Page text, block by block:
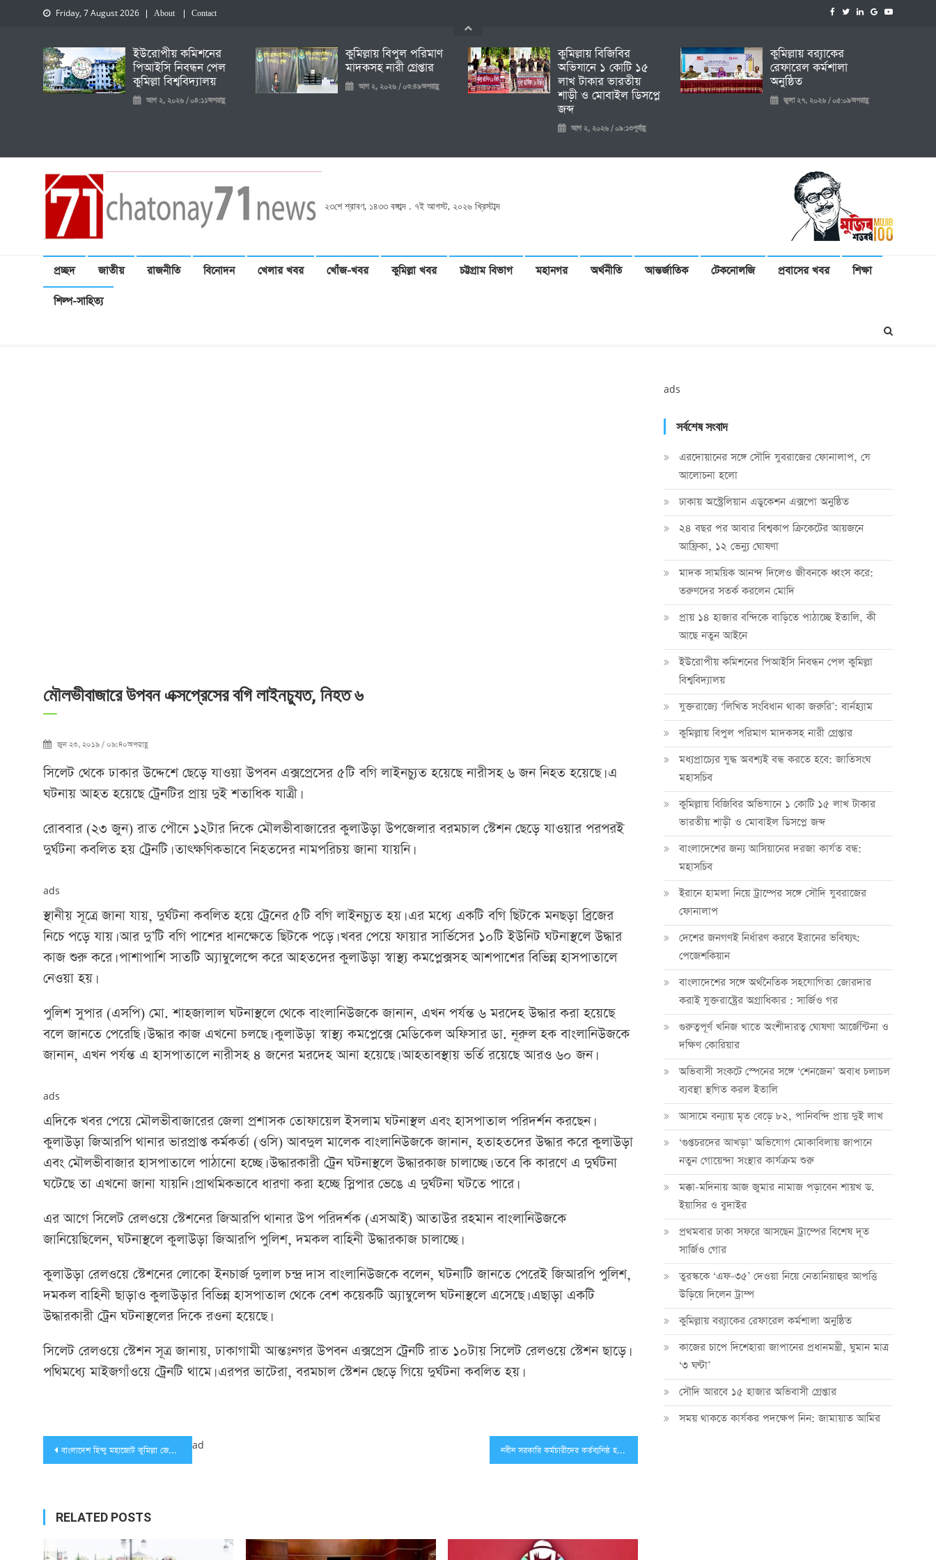
Friday, 7 August 2026 About Contact
ইউরোপীয় কমিশনের
পিআইসি নিবন্ধন পেল
কুমিল্লা বিশ্ববিদ্যালয়
আগ ২, ২০২৬ / ০৪:১১অপরাহ্ণ
কুমিল্লায় বিপুল পরিমাণ
মাদকসহ নারী গ্রেপ্তার
আগ ২, ২০২৬ / ০৩:৪৯অপরাহ্ণ
কুমিল্লায় বিজিবির
অভিযানে ১ কোটি ১৫
লাখ টাকার ভারতীয়
শাড়ী ও মোবাইল ডিসপ্লে
জব্দ
আগ ২, ২০২৬ / ০৯:১৩পূর্বাহ্ণ
কুমিল্লায় ব্র‍্যাকের
রেফারেল কর্মশালা
অনুষ্ঠিত
জুলা ২৭, ২০২৬ / ০৫:০৯অপরাহ্ণ
২৩শে শ্রাবণ, ১৪৩৩ বঙ্গাব্দ . ৭ই আগস্ট, ২০২৬ খ্রিস্টাব্দ
প্রচ্ছদ জাতীয় রাজনীতি বিনোদন খেলার খবর খোঁজ-খবর কুমিল্লা খবর চট্টগ্রাম বিভাগ মহানগর অর্থনীতি আন্তর্জাতিক টেকনোলজি প্রবাসের খবর শিক্ষা
শিল্প-সাহিত্য
মৌলভীবাজারে উপবন এক্সপ্রেসের বগি লাইনচ্যুত, নিহত ৬
জুন ২৩, ২০১৯ / ০৯:৪০অপরাহ্ণ
সিলেট থেকে ঢাকার উদ্দেশে ছেড়ে যাওয়া উপবন এক্সপ্রেসের ৫টি বগি লাইনচ্যুত হয়েছে নারীসহ ৬ জন নিহত হয়েছে। এ
ঘটনায় আহত হয়েছে ট্রেনটির প্রায় দুই শতাধিক যাত্রী।
রোববার (২৩ জুন) রাত পৌনে ১২টার দিকে মৌলভীবাজারের কুলাউড়া উপজেলার বরমচাল স্টেশন ছেড়ে যাওয়ার পরপরই
দুর্ঘটনা কবলিত হয় ট্রেনটি। তাৎক্ষণিকভাবে নিহতদের নামপরিচয় জানা যায়নি।
ads
স্থানীয় সূত্রে জানা যায়, দুর্ঘটনা কবলিত হয়ে ট্রেনের ৫টি বগি লাইনচ্যুত হয়। এর মধ্যে একটি বগি ছিটকে মনছড়া ব্রিজের
নিচে পড়ে যায়। আর দু’টি বগি পাশের ধানক্ষেতে ছিটকে পড়ে। খবর পেয়ে ফায়ার সার্ভিসের ১০টি ইউনিট ঘটনাস্থলে উদ্ধার
কাজ শুরু করে। পাশাপাশি সাতটি অ্যাম্বুলেন্সে করে আহতদের কুলাউড়া স্বাস্থ্য কমপ্লেক্সসহ আশপাশের বিভিন্ন হাসপাতালে
নেওয়া হয়।
পুলিশ সুপার (এসপি) মো. শাহজালাল ঘটনাস্থলে থেকে বাংলানিউজকে জানান, এখন পর্যন্ত ৬ মরদেহ উদ্ধার করা হয়েছে
বলে জানতে পেরেছি। উদ্ধার কাজ এখনো চলছে। কুলাউড়া স্বাস্থ্য কমপ্লেক্সে মেডিকেল অফিসার ডা. নূরুল হক বাংলানিউজকে
জানান, এখন পর্যন্ত এ হাসপাতালে নারীসহ ৪ জনের মরদেহ আনা হয়েছে। আহতাবস্থায় ভর্তি রয়েছে আরও ৬০ জন।
ads
এদিকে খবর পেয়ে মৌলভীবাজারের জেলা প্রশাসক তোফায়েল ইসলাম ঘটনাস্থল এবং হাসপাতাল পরিদর্শন করছেন।
কুলাউড়া জিআরপি থানার ভারপ্রাপ্ত কর্মকর্তা (ওসি) আবদুল মালেক বাংলানিউজকে জানান, হতাহতদের উদ্ধার করে কুলাউড়া
এবং মৌলভীবাজার হাসপাতালে পাঠানো হচ্ছে। উদ্ধারকারী ট্রেন ঘটনাস্থলে উদ্ধারকাজ চালাচ্ছে। তবে কি কারণে এ দুর্ঘটনা
ঘটেছে তা এখনো জানা যায়নি। প্রাথমিকভাবে ধারণা করা হচ্ছে স্লিপার ভেঙে এ দুর্ঘটনা ঘটতে পারে।
এর আগে সিলেট রেলওয়ে স্টেশনের জিআরপি থানার উপ পরিদর্শক (এসআই) আতাউর রহমান বাংলানিউজকে
জানিয়েছিলেন, ঘটনাস্থলে কুলাউড়া জিআরপি পুলিশ, দমকল বাহিনী উদ্ধারকাজ চালাচ্ছে।
কুলাউড়া রেলওয়ে স্টেশনের লোকো ইনচার্জ দুলাল চন্দ্র দাস বাংলানিউজকে বলেন, ঘটনাটি জানতে পেরেই জিআরপি পুলিশ,
দমকল বাহিনী ছাড়াও কুলাউড়ার বিভিন্ন হাসপাতাল থেকে বেশ কয়েকটি অ্যাম্বুলেন্স ঘটনাস্থলে এসেছে। এছাড়া একটি
উদ্ধারকারী ট্রেন ঘটনাস্থলের দিকে রওনা হয়েছে।
সিলেট রেলওয়ে স্টেশন সূত্র জানায়, ঢাকাগামী আন্তঃনগর উপবন এক্সপ্রেস ট্রেনটি রাত ১০টায় সিলেট রেলওয়ে স্টেশন ছাড়ে।
পথিমধ্যে মাইজগাঁওয়ে ট্রেনটি থামে। এরপর ভাটেরা, বরমচাল স্টেশন ছেড়ে গিয়ে দুর্ঘটনা কবলিত হয়।
Post
বাংলাদেশ হিন্দু মহাজোট কুমিল্লা জেলার দ্বি-বার্ষিক সম্মেলন অনুষ্ঠিত নবীন সরকারি কর্মচারীদের কর্তব্যনিষ্ঠ হওয়ার আহ্বান প্রধানমন্ত্রীর
ad
RELATED POSTS
ads
সর্বশেষ সংবাদ
এরদোয়ানের সঙ্গে সৌদি যুবরাজের ফোনালাপ, যে
আলোচনা হলো
ঢাকায় অস্ট্রেলিয়ান এডুকেশন এক্সপো অনুষ্ঠিত
২৪ বছর পর আবার বিশ্বকাপ ক্রিকে‌টের আয়জনে
আফ্রিকা, ১২ ভেন্যু ঘোষণা
মাদক সাময়িক আনন্দ দিলেও জীবনকে ধ্বংস করে:
তরুণদের সতর্ক করলেন মোদি
প্রায় ১৪ হাজার বন্দিকে বাড়িতে পাঠাচ্ছে ইতালি, কী
আছে নতুন আইনে
ইউরোপীয় কমিশনের পিআইসি নিবন্ধন পেল কুমিল্লা
বিশ্ববিদ্যালয়
যুক্তরাজ্যে ‘লিখিত সংবিধান থাকা জরুরি’: বার্নহ্যাম
কুমিল্লায় বিপুল পরিমাণ মাদকসহ নারী গ্রেপ্তার
মধ্যপ্রাচ্যের যুদ্ধ অবশ্যই বন্ধ করতে হবে: জাতিসংঘ
মহাসচিব
কুমিল্লায় বিজিবির অভিযানে ১ কোটি ১৫ লাখ টাকার
ভারতীয় শাড়ী ও মোবাইল ডিসপ্লে জব্দ
বাংলাদেশের জন্য আসিয়ানের দরজা কার্যত বন্ধ:
মহাসচিব
ইরানে হামলা নিয়ে ট্রাম্পের সঙ্গে সৌদি যুবরাজের
ফোনালাপ
দেশের জনগণই নির্ধারণ করবে ইরানের ভবিষ্যৎ:
পেজেশকিয়ান
বাংলাদেশের সঙ্গে অর্থনৈতিক সহযোগিতা জোরদার
করাই যুক্তরাষ্ট্রের অগ্রাধিকার : সার্জিও গর
গুরুত্বপূর্ণ খনিজ খাতে অংশীদারত্ব ঘোষণা আর্জেন্টিনা ও
দক্ষিণ কোরিয়ার
অভিবাসী সংকটে স্পেনের সঙ্গে ‘শেনজেন’ অবাধ চলাচল
ব্যবস্থা স্থগিত করল ইতালি
আসামে বন্যায় মৃত বেড়ে ৮২, পানিবন্দি প্রায় দুই লাখ
‘গুপ্তচরদের আখড়া’ অভিযোগ মোকাবিলায় জাপানে
নতুন গোয়েন্দা সংস্থার কার্যক্রম শুরু
মক্কা-মদিনায় আজ জুমার নামাজ পড়াবেন শায়খ ড.
ইয়াসির ও বুদাইর
প্রথমবার ঢাকা সফরে আসছেন ট্রাম্পের বিশেষ দূত
সার্জিও গোর
তুরস্ককে ‘এফ-৩৫’ দেওয়া নিয়ে নেতানিয়াহুর আপত্তি
উড়িয়ে দিলেন ট্রাম্প
কুমিল্লায় ব্র‍্যাকের রেফারেল কর্মশালা অনুষ্ঠিত
কাজের চাপে দিশেহারা জাপানের প্রধানমন্ত্রী, ঘুমান মাত্র
‘৩ ঘণ্টা’
সৌদি আরবে ১৫ হাজার অভিবাসী গ্রেপ্তার
সময় থাকতে কার্যকর পদক্ষেপ নিন: জামায়াত আমির